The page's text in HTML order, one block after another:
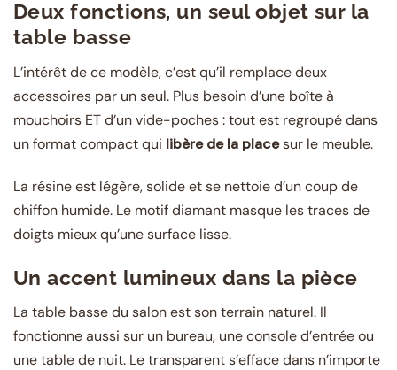
Deux fonctions, un seul objet sur la
table basse
L’intérêt de ce modèle, c’est qu’il remplace deux
accessoires par un seul. Plus besoin d’une boîte à
mouchoirs ET d’un vide-poches : tout est regroupé dans
un format compact qui libère de la placesur le meuble.
La résine est légère, solide et se nettoie d’un coup de
chiffon humide. Le motif diamant masque les traces de
doigts mieux qu’une surface lisse.
Un accent lumineux dans la pièce
La table basse du salon est son terrain naturel. Il
fonctionne aussi sur un bureau, une console d’entrée ou
une table de nuit. Le transparent s’efface dans n’importe